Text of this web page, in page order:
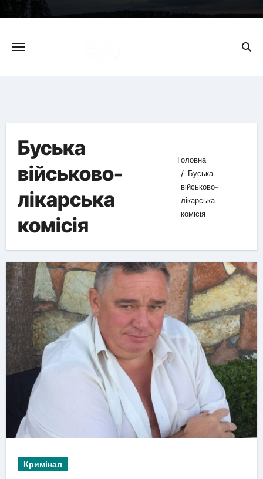
content
Буська
військово-
лікарська
комісія
Головна
Буська
військово-
лікарська
комісія
Кримінал